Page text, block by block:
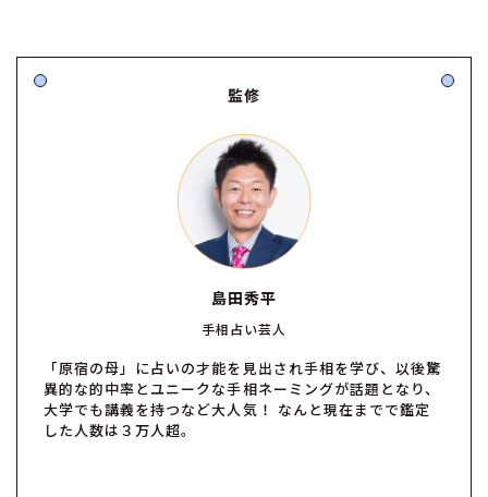
監修
島田秀平
手相占い芸人
「原宿の母」に占いの才能を見出され手相を学び、以後驚
異的な的中率とユニークな手相ネーミングが話題となり、
大学でも講義を持つなど大人気！ なんと現在までで鑑定
した人数は３万人超。